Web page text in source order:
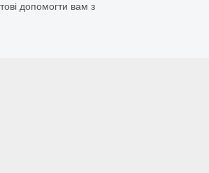
допомогти вам з